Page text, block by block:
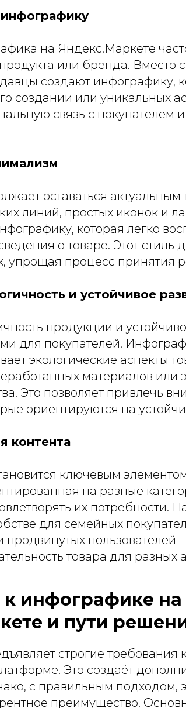
на Яндекс.Маркете
или бренда. Вместо
создают инфографику,
создании или уникальных
связь с покупателем
оставаться актуальным
линий, простых иконок и
которая легко
о товаре. Этот стиль
упрощая процесс принятия
и устойчивое
продукции и
для покупателей.
экологические аспекты
материалов или
Это позволяет привлечь
ориентируются на
контента
ключевым
на разные
их потребности.
для семейных
продвинутых пользователей
товара для разных
к инфографике на
и пути
строгие требования
Это создаёт
с правильным подходом,
преимущество.